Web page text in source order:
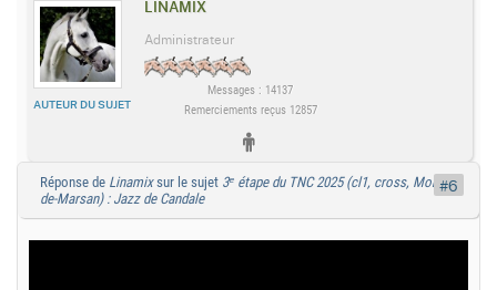
LINAMIX
AUTEUR DU SUJET
Administrateur
Messages : 14137
Remerciements reçus 12857
Réponse de Linamixsur le sujet 3ᵉ étape du TNC 2025 (cl1, cross, Mont-
de-Marsan) : Jazz de Candale
#6